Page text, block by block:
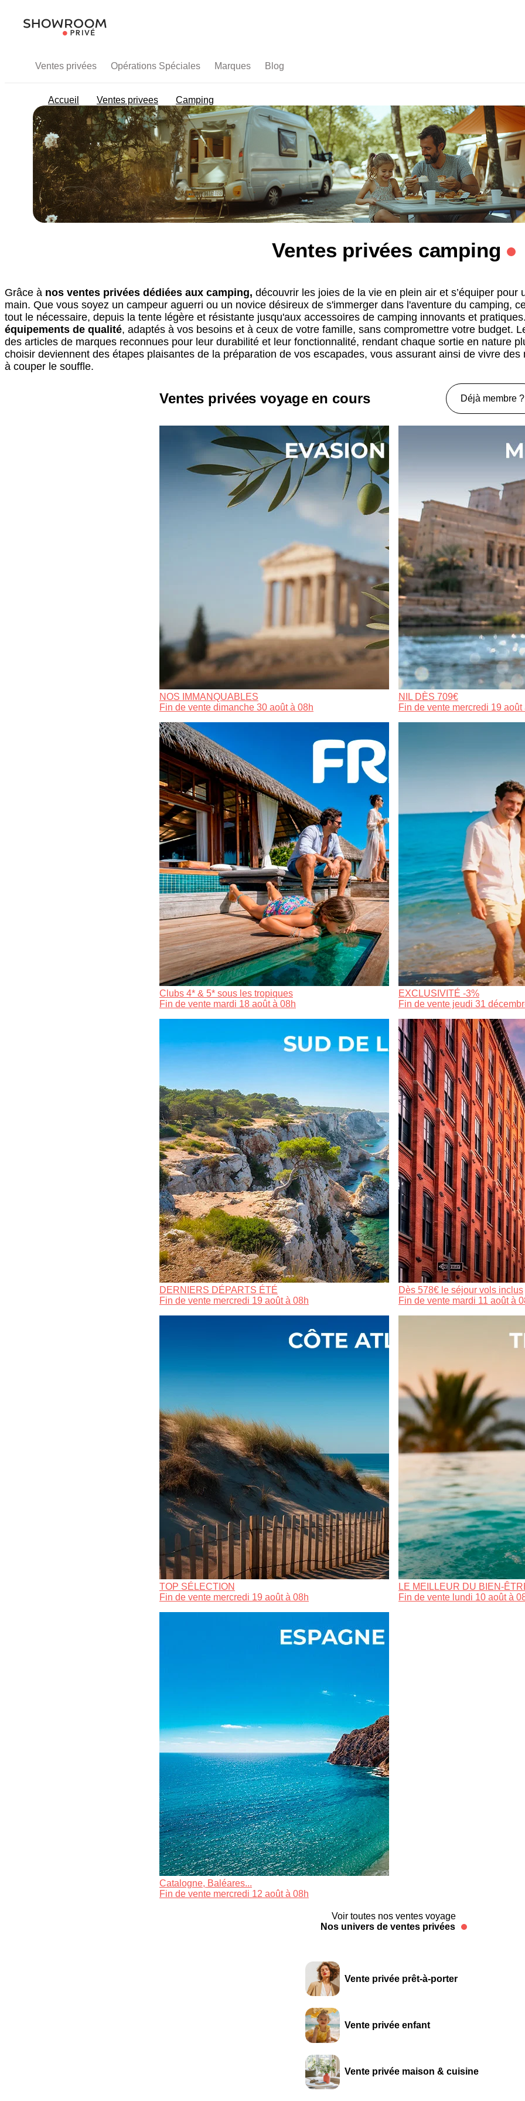
Ventes privées Opérations Spéciales Marques Blog
Accueil Ventes privees Camping
Ventes privées camping
Grâce à nos ventes privées dédiées aux camping, découvrir les joies de la vie en plein air et s’équiper
main. Que vous soyez un campeur aguerri ou un novice désireux de s'immerger dans l'aventure du camping,
tout le nécessaire, depuis la tente légère et résistante jusqu'aux accessoires de camping innovants et
équipements de qualité, adaptés à vos besoins et à ceux de votre famille, sans compromettre votre budget.
des articles de marques reconnues pour leur durabilité et leur fonctionnalité, rendant chaque sortie en nature
choisir deviennent des étapes plaisantes de la préparation de vos escapades, vous assurant ainsi de vivre
à couper le souffle.
Ventes privées voyage en cours Déjà membre ?
NOS IMMANQUABLES
Fin de vente dimanche 30 août à 08h
NIL DÈS 709€
Fin de vente mercredi 19 août
Clubs 4* & 5* sous les tropiques
Fin de vente mardi 18 août à 08h
EXCLUSIVITÉ -3%
Fin de vente jeudi 31
DERNIERS DÉPARTS ÉTÉ
Fin de vente mercredi 19 août à 08h
Dès 578€ le séjour vols inclus
Fin de vente mardi 11 août à
TOP SÉLECTION
Fin de vente mercredi 19 août à 08h
LE MEILLEUR DU BIEN-
Fin de vente lundi 10 août à
Catalogne, Baléares...
Fin de vente mercredi 12 août à 08h
Voir toutes nos ventes voyage
Nos univers de ventes privées
Vente privée prêt-à-porter
Vente privée enfant
Vente privée maison & cuisine